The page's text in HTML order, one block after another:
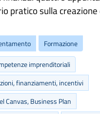
pratico sulla creazione
Formazione
imprenditoriali
finanziamenti, incentivi
Canvas, Business Plan